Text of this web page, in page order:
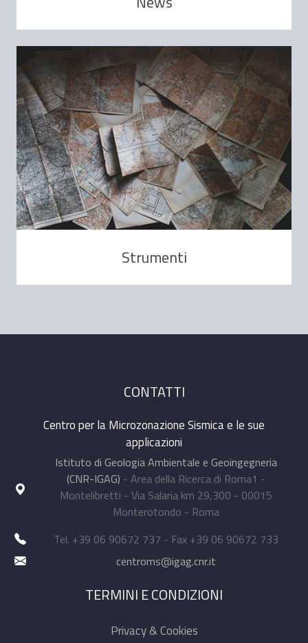
Strumenti
CONTATTI
Centro per la Microzonazione Sismica e le sue
applicazioni
Istituto di Geologia Ambientale e Geoingegneria
(CNR-IGAG) - Area della Ricerca di Roma1 -
Montelibretti - Via Salaria km 29,300 - 00015
Monterotondo - Roma
Tel. +39 06 90672 737 - Fax +39 06 90672 733
centroms@igag.cnr.it
TERMINI E CONDIZIONI
Privacy & Cookies